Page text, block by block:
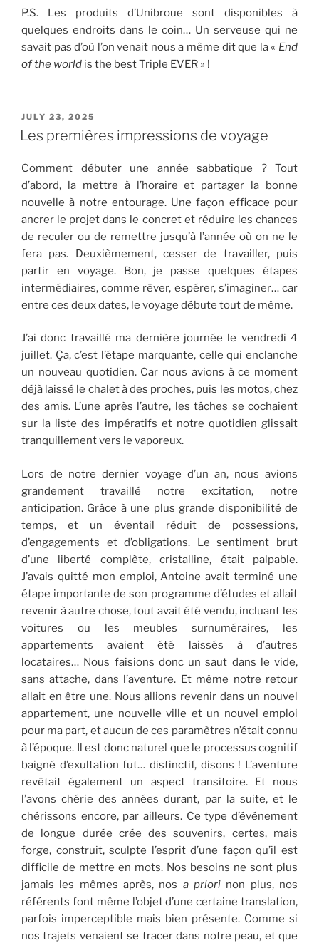
P.S. Les produits d’Unibroue sont disponibles à
quelques endroits dans le coin… Un serveuse qui ne
savait pas d’où l’on venait nous a même dit que la « End
of the world is the best Triple EVER » !
POSTED
ON
JULY 23, 2025
Les premières impressions de voyage
Comment débuter une année sabbatique ? Tout
d’abord, la mettre à l’horaire et partager la bonne
nouvelle à notre entourage. Une façon efficace pour
ancrer le projet dans le concret et réduire les chances
de reculer ou de remettre jusqu’à l’année où on ne le
fera pas. Deuxièmement, cesser de travailler, puis
partir en voyage. Bon, je passe quelques étapes
intermédiaires, comme rêver, espérer, s’imaginer… car
entre ces deux dates, le voyage débute tout de même.
J’ai donc travaillé ma dernière journée le vendredi 4
juillet. Ça, c’est l’étape marquante, celle qui enclanche
un nouveau quotidien. Car nous avions à ce moment
déjà laissé le chalet à des proches, puis les motos, chez
des amis. L’une après l’autre, les tâches se cochaient
sur la liste des impératifs et notre quotidien glissait
tranquillement vers le vaporeux.
Lors de notre dernier voyage d’un an, nous avions
grandement travaillé notre excitation, notre
anticipation. Grâce à une plus grande disponibilité de
temps, et un éventail réduit de possessions,
d’engagements et d’obligations. Le sentiment brut
d’une liberté complète, cristalline, était palpable.
J’avais quitté mon emploi, Antoine avait terminé une
étape importante de son programme d’études et allait
revenir à autre chose, tout avait été vendu, incluant les
voitures ou les meubles surnuméraires, les
appartements avaient été laissés à d’autres
locataires… Nous faisions donc un saut dans le vide,
sans attache, dans l’aventure. Et même notre retour
allait en être une. Nous allions revenir dans un nouvel
appartement, une nouvelle ville et un nouvel emploi
pour ma part, et aucun de ces paramètres n’était connu
à l’époque. Il est donc naturel que le processus cognitif
baigné d’exultation fut… distinctif, disons ! L’aventure
revêtait également un aspect transitoire. Et nous
l’avons chérie des années durant, par la suite, et le
chérissons encore, par ailleurs. Ce type d’événement
de longue durée crée des souvenirs, certes, mais
forge, construit, sculpte l’esprit d’une façon qu’il est
difficile de mettre en mots. Nos besoins ne sont plus
jamais les mêmes après, nos a priori non plus, nos
référents font même l’objet d’une certaine translation,
parfois imperceptible mais bien présente. Comme si
nos trajets venaient se tracer dans notre peau, et que